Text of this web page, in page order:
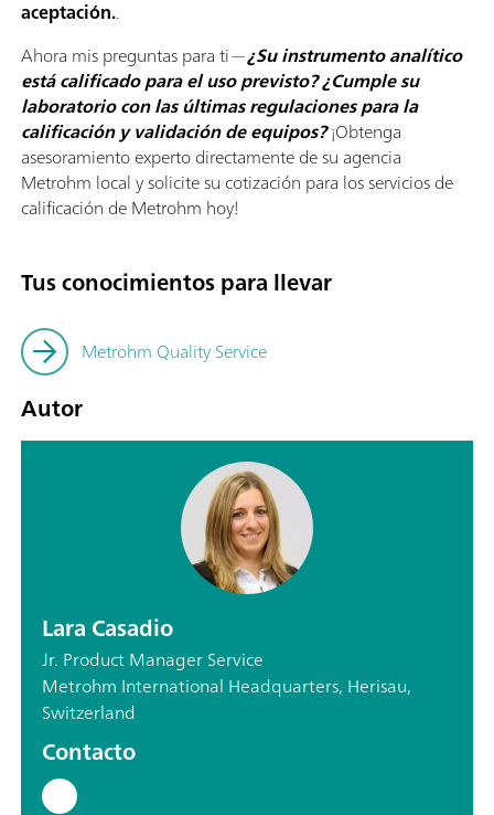
aceptación..
Ahora mis preguntas para ti—¿Su instrumento analítico
está calificado para el uso previsto? ¿Cumple su
laboratorio con las últimas regulaciones para la
calificación y validación de equipos?¡Obtenga
asesoramiento experto directamente de su agencia
Metrohm local y solicite su cotización para los servicios de
calificación de Metrohm hoy!
Tus conocimientos para llevar
Metrohm Quality Service
Autor
Lara Casadio
Jr. Product Manager Service
Metrohm International Headquarters, Herisau,
Switzerland
Contacto